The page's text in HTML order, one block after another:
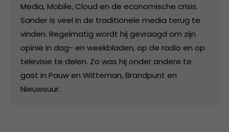
Media, Mobile, Cloud en de economische crisis.
Sander is veel in de traditionele media terug te
vinden. Regelmatig wordt hij gevraagd om zijn
opinie in dag- en weekbladen, op de radio en op
televisie te delen. Zo was hij onder andere te
gast in Pauw en Witteman, Brandpunt en
Nieuwsuur.